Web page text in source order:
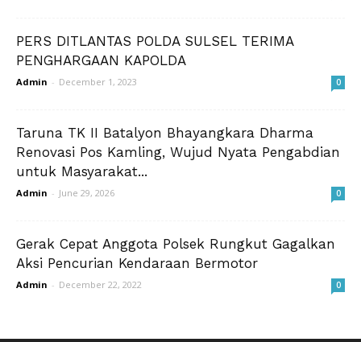
PERS DITLANTAS POLDA SULSEL TERIMA
PENGHARGAAN KAPOLDA
Admin - December 1, 2023 0
Taruna TK II Batalyon Bhayangkara Dharma
Renovasi Pos Kamling, Wujud Nyata Pengabdian
untuk Masyarakat...
Admin - June 29, 2026 0
Gerak Cepat Anggota Polsek Rungkut Gagalkan
Aksi Pencurian Kendaraan Bermotor
Admin - December 22, 2022 0